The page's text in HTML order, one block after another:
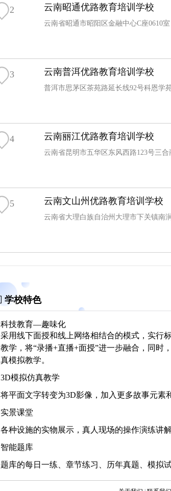
2 云南昭通优路教育培训学校
云南省昭通市昭阳区金融中心C座0610室
3 云南普洱优路教育培训学校
普洱市思茅区茶苑路延长线92号科恩学
4 云南丽江优路教育培训学校
云南省昆明市五华区东风西路123号三
5 云南文山州优路教育培训学校
云南省大理白族自治州大理市下关镇南
学校特色
科技教育—趣味化
采用线下面授和线上网络相结合的模式，实行
教学，将“录播+直播+面授”进一步融合，同时
真模拟教学。
3D模拟仿真教学
将平面文字转变为3D影像，加入更多故事元素
实景课堂
各种设施的实物展示，真人现场的操作演练讲
智能题库
题库的每日一练、章节练习、历年真题、模拟